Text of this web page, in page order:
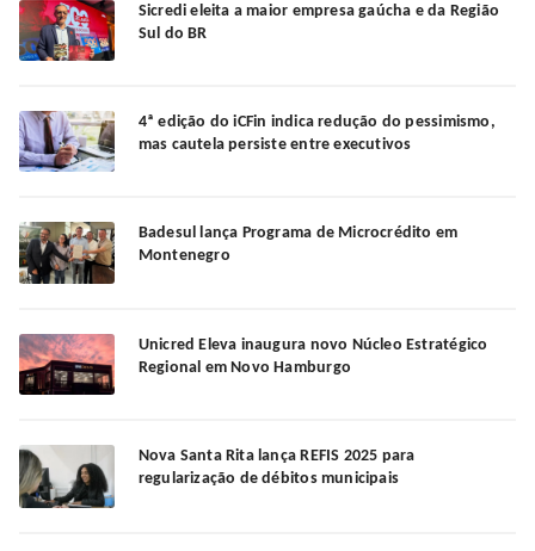
Sicredi eleita a maior empresa gaúcha e da Região
Sul do BR
4ª edição do iCFin indica redução do pessimismo,
mas cautela persiste entre executivos
Badesul lança Programa de Microcrédito em
Montenegro
Unicred Eleva inaugura novo Núcleo Estratégico
Regional em Novo Hamburgo
Nova Santa Rita lança REFIS 2025 para
regularização de débitos municipais